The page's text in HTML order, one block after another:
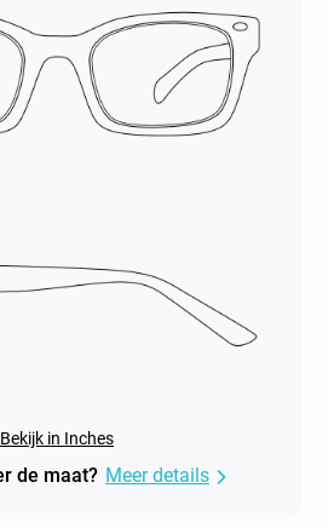
Bekijk in Inches
de maat? Meer details